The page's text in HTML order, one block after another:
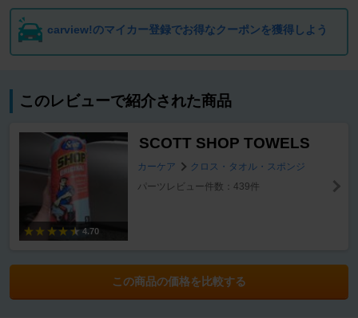
carview!のマイカー登録でお得なクーポンを獲得しよう
このレビューで紹介された商品
4.70
SCOTT SHOP TOWELS
カーケア
クロス・タオル・スポンジ
パーツレビュー件数：439件
この商品の価格を比較する